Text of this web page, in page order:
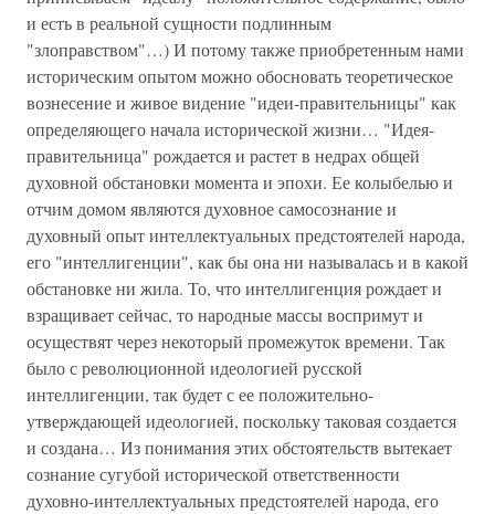
и есть в реальной сущности подлинным
"злоправством"…) И потому также приобретенным нами
историческим опытом можно обосновать теоретическое
вознесение и живое видение "идеи-правительницы" как
определяющего начала исторической жизни… "Идея-
правительница" рождается и растет в недрах общей
духовной обстановки момента и эпохи. Ее колыбелью и
отчим домом являются духовное самосознание и
духовный опыт интеллектуальных предстоятелей народа,
его "интеллигенции", как бы она ни называлась и в какой
обстановке ни жила. То, что интеллигенция рождает и
взращивает сейчас, то народные массы воспримут и
осуществят через некоторый промежуток времени. Так
было с революционной идеологией русской
интеллигенции, так будет с ее положительно-
утверждающей идеологией, поскольку таковая создается
и создана… Из понимания этих обстоятельств вытекает
сознание сугубой исторической ответственности
духовно-интеллектуальных предстоятелей народа, его